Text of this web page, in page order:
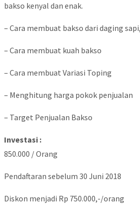
bakso kenyal dan enak.
– Cara membuat bakso dari daging
– Cara membuat kuah bakso
– Cara membuat Variasi Toping
– Menghitung harga pokok penjualan
– Target Penjualan Bakso
Investasi :
850.000 / Orang
Pendaftaran sebelum 30 Juni 2018
Diskon menjadi Rp 750.000,-/orang